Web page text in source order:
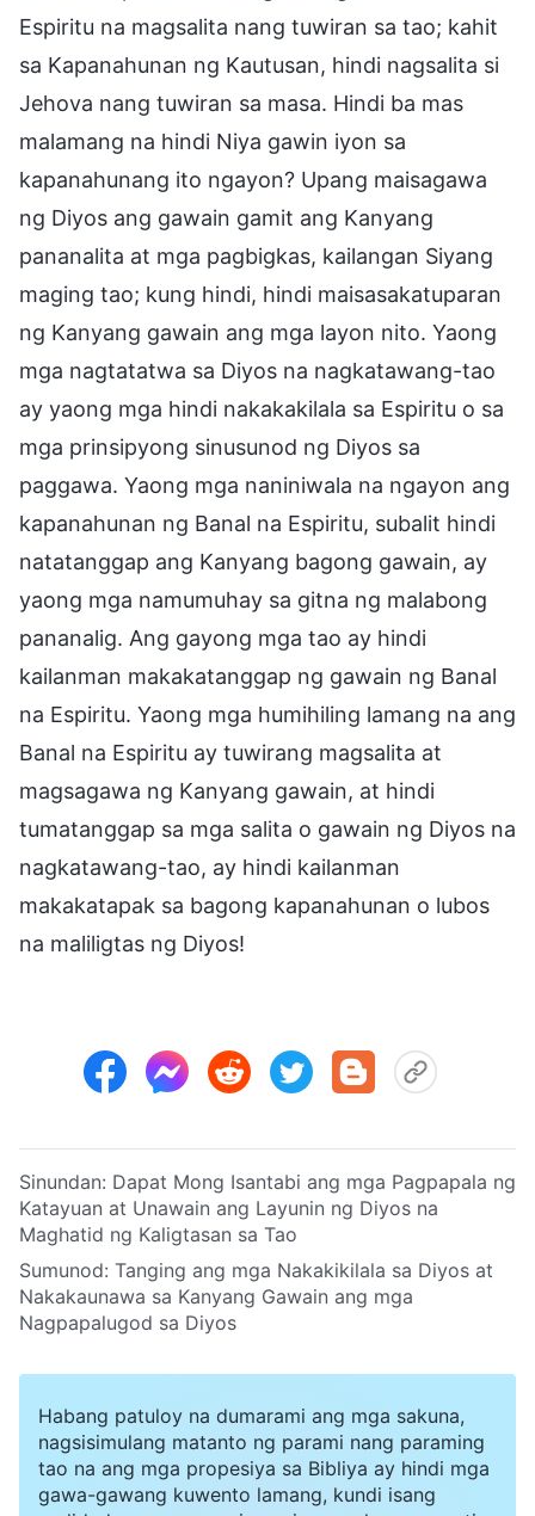
Espiritu na magsalita nang tuwiran sa tao; kahit
sa Kapanahunan ng Kautusan, hindi nagsalita si
Jehova nang tuwiran sa masa. Hindi ba mas
malamang na hindi Niya gawin iyon sa
kapanahunang ito ngayon? Upang maisagawa
ng Diyos ang gawain gamit ang Kanyang
pananalita at mga pagbigkas, kailangan Siyang
maging tao; kung hindi, hindi maisasakatuparan
ng Kanyang gawain ang mga layon nito. Yaong
mga nagtatatwa sa Diyos na nagkatawang-tao
ay yaong mga hindi nakakakilala sa Espiritu o sa
mga prinsipyong sinusunod ng Diyos sa
paggawa. Yaong mga naniniwala na ngayon ang
kapanahunan ng Banal na Espiritu, subalit hindi
natatanggap ang Kanyang bagong gawain, ay
yaong mga namumuhay sa gitna ng malabong
pananalig. Ang gayong mga tao ay hindi
kailanman makakatanggap ng gawain ng Banal
na Espiritu. Yaong mga humihiling lamang na ang
Banal na Espiritu ay tuwirang magsalita at
magsagawa ng Kanyang gawain, at hindi
tumatanggap sa mga salita o gawain ng Diyos na
nagkatawang-tao, ay hindi kailanman
makakatapak sa bagong kapanahunan o lubos
na maliligtas ng Diyos!
Sinundan: Dapat Mong Isantabi ang mga Pagpapala ng
Katayuan at Unawain ang Layunin ng Diyos na
Maghatid ng Kaligtasan sa Tao
Sumunod: Tanging ang mga Nakakikilala sa Diyos at
Nakakaunawa sa Kanyang Gawain ang mga
Nagpapalugod sa Diyos
Habang patuloy na dumarami ang mga sakuna,
nagsisimulang matanto ng parami nang paraming
tao na ang mga propesiya sa Bibliya ay hindi mga
gawa-gawang kuwento lamang, kundi isang